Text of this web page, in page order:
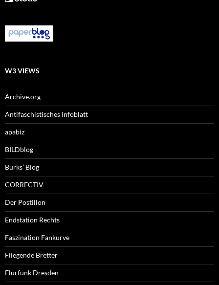
W3 VIEWS
Archive.org
Antifaschistisches Infoblatt
apabiz
BILDblog
Burks’ Blog
CORRECTIV
Der Postillon
Endstation Rechts
Faszination Fankurve
Fliegende Bretter
Flurfunk Dresden